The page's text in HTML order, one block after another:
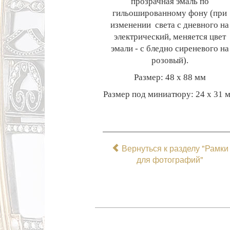
гильошированному фону (при
изменении света с дневного на
электрический, меняется цвет
эмали - с бледно сиреневого на
розовый).
Размер: 48 х 88 мм
Размер под миниатюру: 24 х 31
Вернуться к разделу "Рамки
для фотографий"